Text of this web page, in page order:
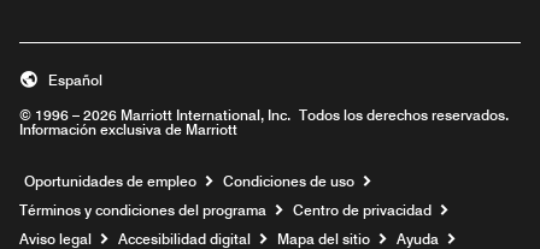
© 1996 – 2026 Marriott International, Inc. Todos los derechos reservados.
Información exclusiva de Marriott
Español
Oportunidades de empleo Abre una ventana nueva
Condiciones de uso
Términos y condiciones del programa
Centro de privacidad
Aviso legal
Accesibilidad digital Mapa del sitio Ayuda